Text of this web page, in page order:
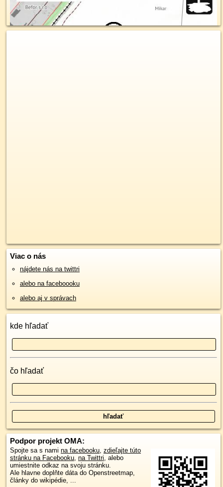
Viac o nás
nájdete nás na twittri
alebo na faceboooku
alebo aj v správach
kde hľadať
čo hľadať
Podpor projekt OMA:
Spojte sa s nami na facebooku, zdieľajte túto
stránku na Facebooku, na Twittri, alebo
umiestnite odkaz na svoju stránku.
Ale hlavne doplňte dáta do Openstreetmap,
články do wikipédie, ...